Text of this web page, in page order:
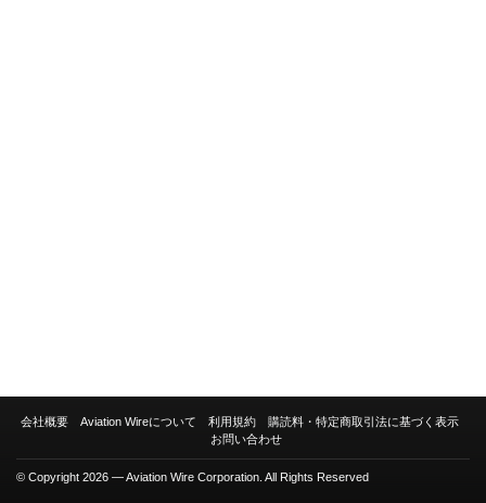
会社概要 Aviation Wireについて 利用規約
購読料・特定商取引法に基づく表示
お問い合わせ
© Copyright 2026 — Aviation Wire Corporation. All Rights Reserved